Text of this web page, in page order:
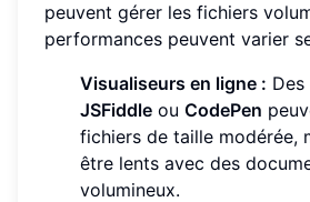
peuvent gérer les fichiers
performances peuvent varier
Visualiseurs en ligne :
JSFiddle ou CodePen
fichiers de taille modérée,
être lents avec des
volumineux.